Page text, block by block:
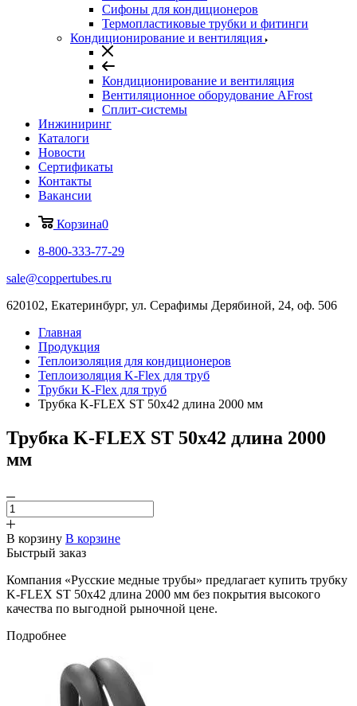
Сифоны для кондиционеров
Термопластиковые трубки и фитинги
Кондиционирование и вентиляция
Кондиционирование и вентиляция
Вентиляционное оборудование AFrost
Сплит-системы
Инжиниринг
Каталоги
Новости
Сертификаты
Контакты
Вакансии
Корзина0
8-800-333-77-29
sale@coppertubes.ru
620102, Екатеринбург, ул. Серафимы Дерябиной, 24, оф. 506
Главная
Продукция
Теплоизоляция для кондиционеров
Теплоизоляция K-Flex для труб
Трубки K-Flex для труб
Трубка K-FLEX ST 50х42 длина 2000 мм
Трубка K-FLEX ST 50х42 длина 2000
мм
В корзину В корзине
Быстрый заказ
Компания «Русские медные трубы» предлагает купить трубку
K-FLEX ST 50х42 длина 2000 мм без покрытия высокого
качества по выгодной рыночной цене.
Подробнее